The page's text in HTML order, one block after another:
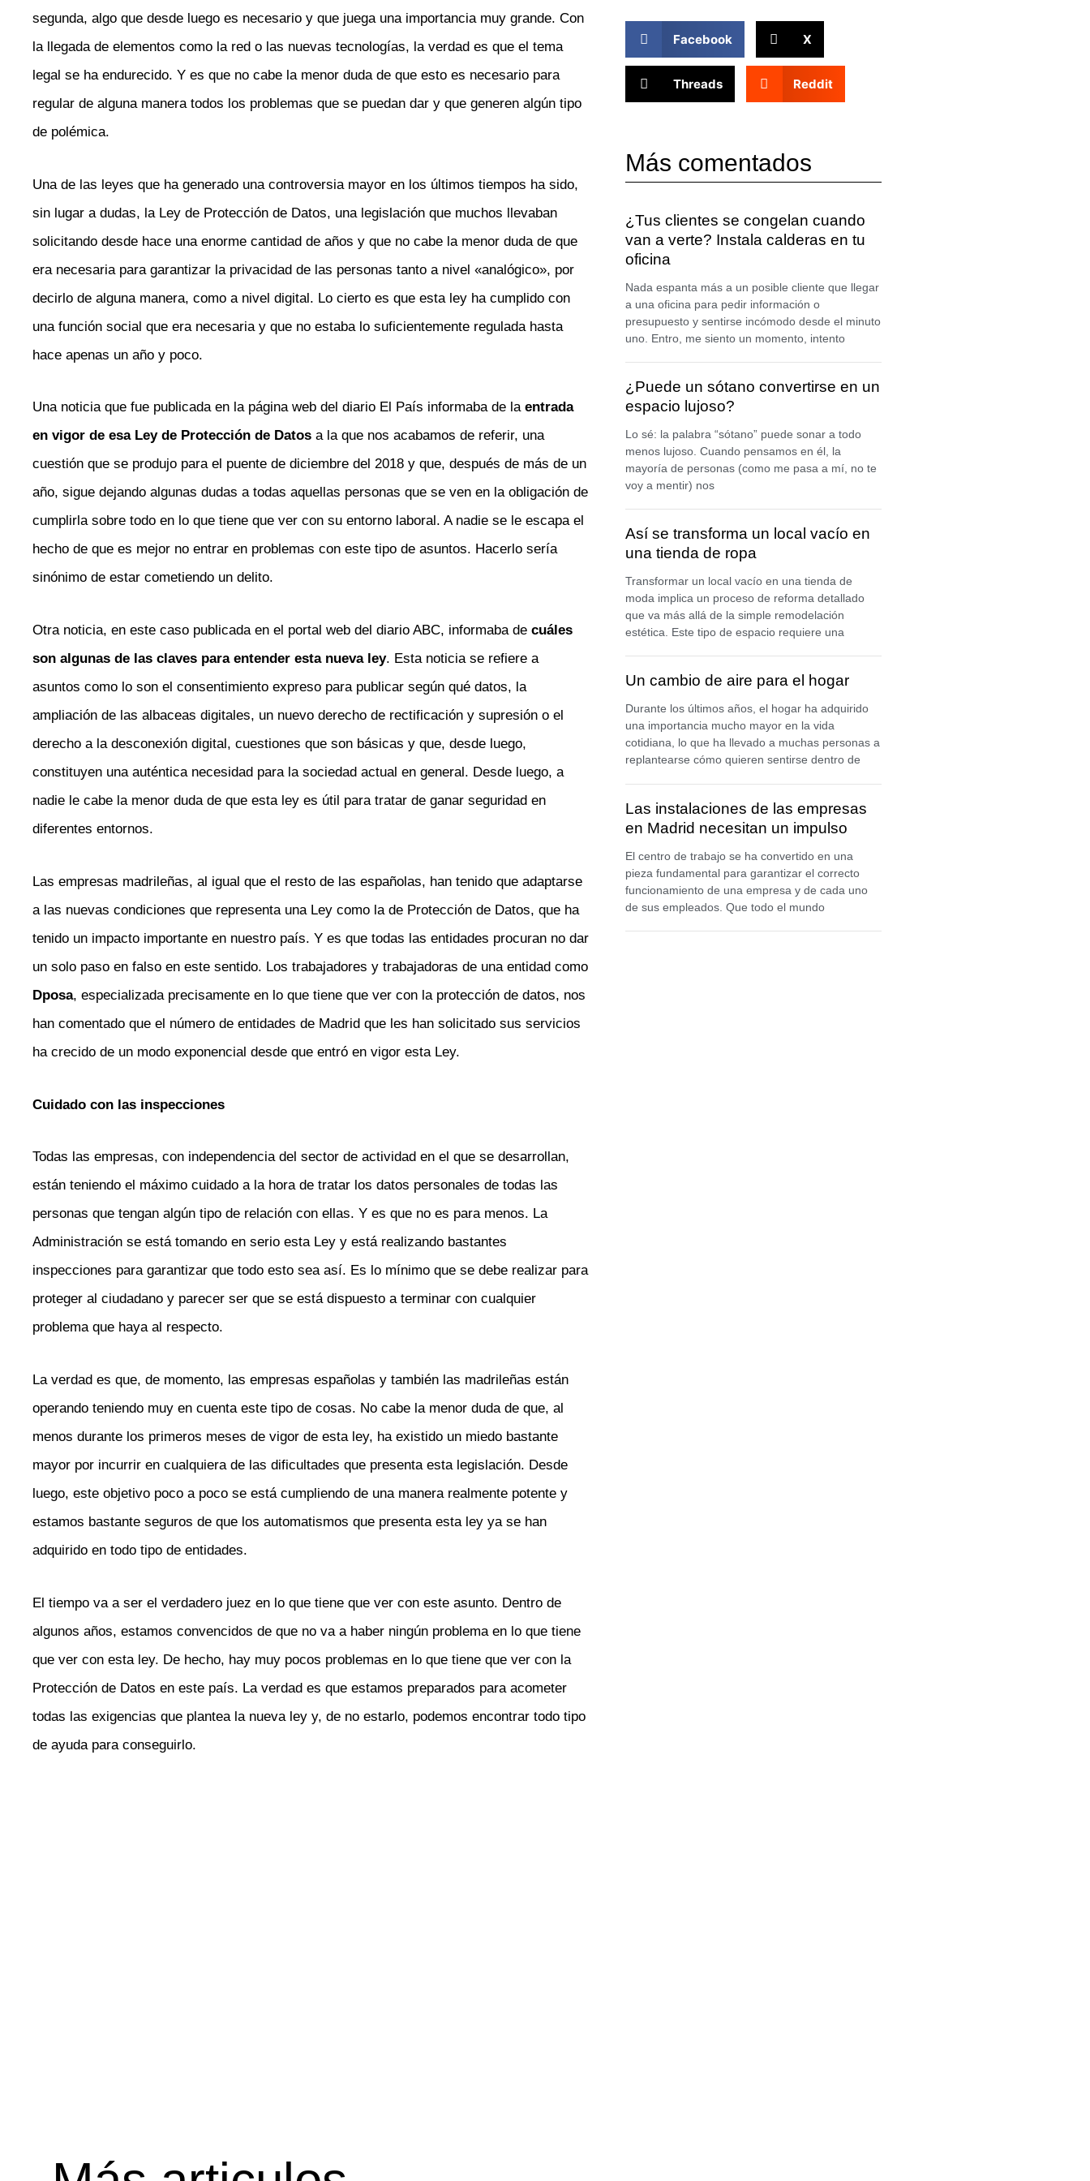
segunda, algo que desde luego es necesario y que juega una importancia muy grande. Con
la llegada de elementos como la red o las nuevas tecnologías, la verdad es que el tema
legal se ha endurecido. Y es que no cabe la menor duda de que esto es necesario para
regular de alguna manera todos los problemas que se puedan dar y que generen algún tipo
de polémica.
Una de las leyes que ha generado una controversia mayor en los últimos tiempos ha sido,
sin lugar a dudas, la Ley de Protección de Datos, una legislación que muchos llevaban
solicitando desde hace una enorme cantidad de años y que no cabe la menor duda de que
era necesaria para garantizar la privacidad de las personas tanto a nivel «analógico», por
decirlo de alguna manera, como a nivel digital. Lo cierto es que esta ley ha cumplido con
una función social que era necesaria y que no estaba lo suficientemente regulada hasta
hace apenas un año y poco.
Una noticia que fue publicada en la página web del diario El País informaba de la entrada
en vigor de esa Ley de Protección de Datos a la que nos acabamos de referir, una
cuestión que se produjo para el puente de diciembre del 2018 y que, después de más de un
año, sigue dejando algunas dudas a todas aquellas personas que se ven en la obligación de
cumplirla sobre todo en lo que tiene que ver con su entorno laboral. A nadie se le escapa el
hecho de que es mejor no entrar en problemas con este tipo de asuntos. Hacerlo sería
sinónimo de estar cometiendo un delito.
Otra noticia, en este caso publicada en el portal web del diario ABC, informaba de cuáles
son algunas de las claves para entender esta nueva ley. Esta noticia se refiere a
asuntos como lo son el consentimiento expreso para publicar según qué datos, la
ampliación de las albaceas digitales, un nuevo derecho de rectificación y supresión o el
derecho a la desconexión digital, cuestiones que son básicas y que, desde luego,
constituyen una auténtica necesidad para la sociedad actual en general. Desde luego, a
nadie le cabe la menor duda de que esta ley es útil para tratar de ganar seguridad en
diferentes entornos.
Las empresas madrileñas, al igual que el resto de las españolas, han tenido que adaptarse
a las nuevas condiciones que representa una Ley como la de Protección de Datos, que ha
tenido un impacto importante en nuestro país. Y es que todas las entidades procuran no dar
un solo paso en falso en este sentido. Los trabajadores y trabajadoras de una entidad como
Dposa, especializada precisamente en lo que tiene que ver con la protección de datos, nos
han comentado que el número de entidades de Madrid que les han solicitado sus servicios
ha crecido de un modo exponencial desde que entró en vigor esta Ley.
Cuidado con las inspecciones
Todas las empresas, con independencia del sector de actividad en el que se desarrollan,
están teniendo el máximo cuidado a la hora de tratar los datos personales de todas las
personas que tengan algún tipo de relación con ellas. Y es que no es para menos. La
Administración se está tomando en serio esta Ley y está realizando bastantes
inspecciones para garantizar que todo esto sea así. Es lo mínimo que se debe realizar para
proteger al ciudadano y parecer ser que se está dispuesto a terminar con cualquier
problema que haya al respecto.
La verdad es que, de momento, las empresas españolas y también las madrileñas están
operando teniendo muy en cuenta este tipo de cosas. No cabe la menor duda de que, al
menos durante los primeros meses de vigor de esta ley, ha existido un miedo bastante
mayor por incurrir en cualquiera de las dificultades que presenta esta legislación. Desde
luego, este objetivo poco a poco se está cumpliendo de una manera realmente potente y
estamos bastante seguros de que los automatismos que presenta esta ley ya se han
adquirido en todo tipo de entidades.
El tiempo va a ser el verdadero juez en lo que tiene que ver con este asunto. Dentro de
algunos años, estamos convencidos de que no va a haber ningún problema en lo que tiene
que ver con esta ley. De hecho, hay muy pocos problemas en lo que tiene que ver con la
Protección de Datos en este país. La verdad es que estamos preparados para acometer
todas las exigencias que plantea la nueva ley y, de no estarlo, podemos encontrar todo tipo
de ayuda para conseguirlo.
Facebook X
Threads Reddit
Más comentados
¿Tus clientes se congelan cuando
van a verte? Instala calderas en tu
oficina
Nada espanta más a un posible cliente que llegar
a una oficina para pedir información o
presupuesto y sentirse incómodo desde el minuto
uno. Entro, me siento un momento, intento
¿Puede un sótano convertirse en un
espacio lujoso?
Lo sé: la palabra “sótano” puede sonar a todo
menos lujoso. Cuando pensamos en él, la
mayoría de personas (como me pasa a mí, no te
voy a mentir) nos
Así se transforma un local vacío en
una tienda de ropa
Transformar un local vacío en una tienda de
moda implica un proceso de reforma detallado
que va más allá de la simple remodelación
estética. Este tipo de espacio requiere una
Un cambio de aire para el hogar
Durante los últimos años, el hogar ha adquirido
una importancia mucho mayor en la vida
cotidiana, lo que ha llevado a muchas personas a
replantearse cómo quieren sentirse dentro de
Las instalaciones de las empresas
en Madrid necesitan un impulso
El centro de trabajo se ha convertido en una
pieza fundamental para garantizar el correcto
funcionamiento de una empresa y de cada uno
de sus empleados. Que todo el mundo